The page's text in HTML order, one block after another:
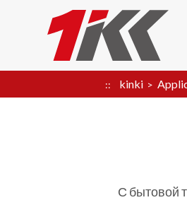
kinki
С бытовой